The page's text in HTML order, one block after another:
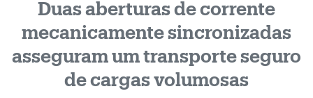
Duas aberturas de corrente
mecanicamente sincronizadas
asseguram um transporte seguro
de cargas volumosas